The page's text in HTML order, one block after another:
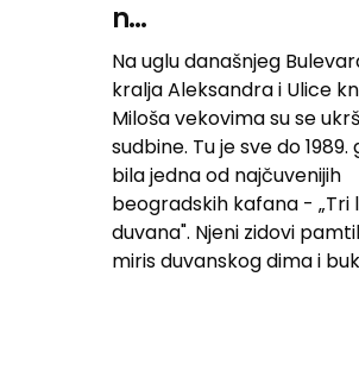
n...
Na uglu današnjeg
kralja Aleksandra i Ulice
Miloša vekovima su se
sudbine. Tu je sve do 1989.
bila jedna od najčuvenijih
beogradskih kafana - „Tri
duvana". Njeni zidovi
miris duvanskog dima i